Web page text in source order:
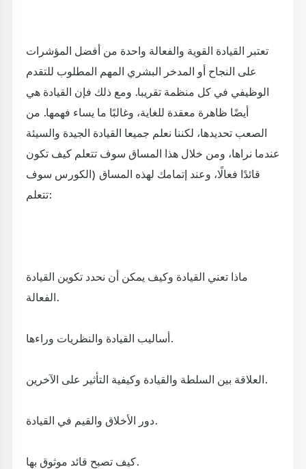
تعتبر القيادة القوية والفعالة واحدة من أفضل المؤشرات
على النجاح أو المدخر البشري المهم المطلوب للتقدم
الوظيفي في كل منظمة تقريبا. ومع ذلك فإن القيادة هي
أيضًا ظاهرة معقدة للغاية، وغالبًا ما يساء فهمها. من
الصعب تحديدها، لكننا نعلم جميعا القيادة الجيدة والسيئة
عندما نراها، ومن خلال هذا المساق سوف تتعلم كيف تكون
قائدًا فعالًا، وعند إتمامك لهذه المساق (الكورس سوف
تتعلم:
ماذا تعني القيادة وكيف يمكن أن نحدد تكوين القيادة
الفعالة.
أساليب القيادة والنظريات وراءها.
العلاقة بين السلطة والقيادة وكيفية التأثير على الآخرين.
دور الأخلاق والقيم في القيادة.
كيف تصبح قائد موثوق بها.